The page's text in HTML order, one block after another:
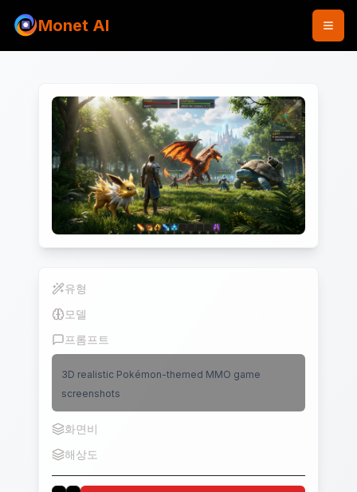
Monet AI
유형
모델
프롬프트
3D realistic Pokémon-themed MMO game
screenshots
화면비
해상도